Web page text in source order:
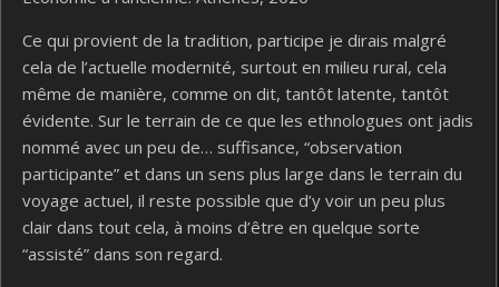
Ce qui provient de la tradition, participe je dirais malgré
cela de l’actuelle modernité, surtout en milieu rural, cela
même de manière, comme on dit, tantôt latente, tantôt
évidente. Sur le terrain de ce que les ethnologues ont jadis
nommé avec un peu de… suffisance, “observation
participante” et dans un sens plus large dans le terrain du
voyage actuel, il reste possible que d’y voir un peu plus
clair dans tout cela, à moins d’être en quelque sorte
“assisté” dans son regard.